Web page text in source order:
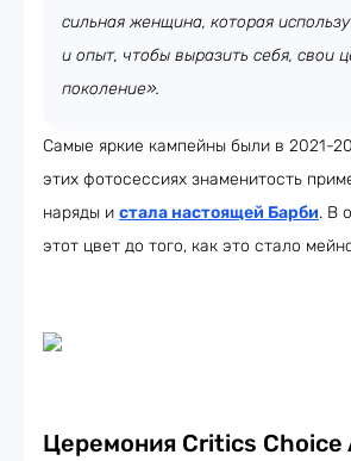
сильная женщина, которая
и опыт, чтобы выразить себя, свои
поколение».
Самые яркие кампейны были в 2021-
этих фотосессиях знаменитость
наряды и стала настоящей Барби. В
этот цвет до того, как это стало
Церемония Critics Choice